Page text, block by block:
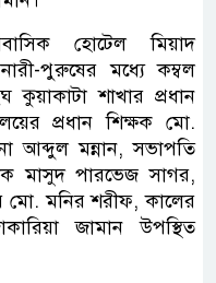
হোটেল মিয়াদ
পুরুষের মধ্যে কম্বল
শাখার প্রধান
প্রধান শিক্ষক মো.
আব্দুল মন্নান, সভাপতি
মাসুদ পারভেজ সাগর,
মো. মনির শরীফ, কালের
জামান উপস্থিত